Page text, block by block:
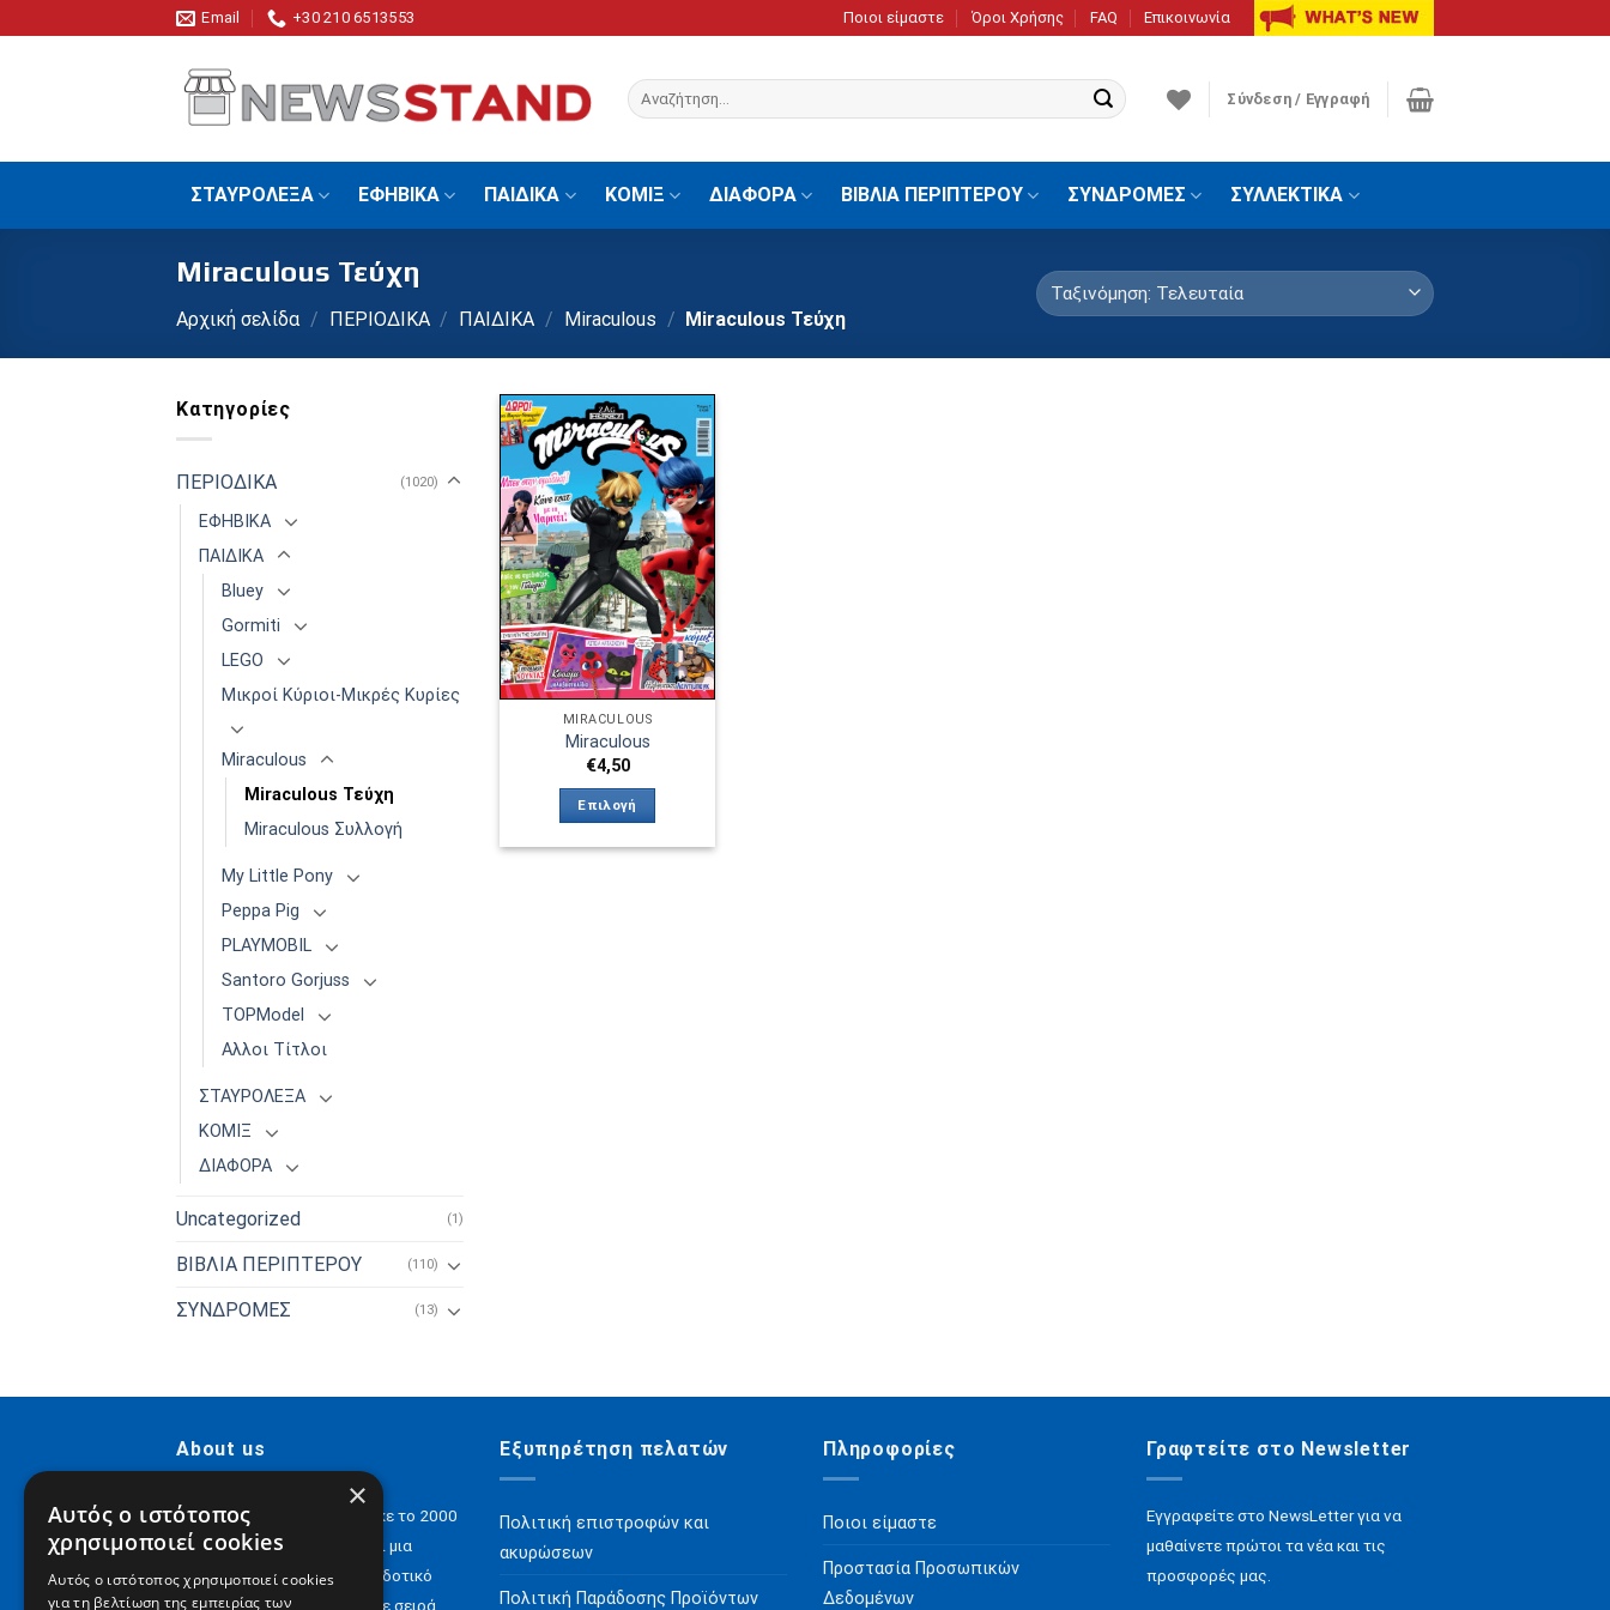
to
Email +30 210 6513553 Ποιοι είμαστε Όροι Χρήσης FAQ Επικοινωνία
Αναζήτηση
για:
Σύνδεση / Εγγραφή
ΣΤΑΥΡΟΛΕΞΑ ΕΦΗΒΙΚΑ ΠΑΙΔΙΚΑ ΚΟΜΙΞ ΔΙΑΦΟΡΑ ΒΙΒΛΙΑ ΠΕΡΙΠΤΕΡΟΥ ΣΥΝΔΡΟΜΕΣ ΣΥΛΛΕΚΤΙΚΑ
Miraculous Τεύχη
Αρχική σελίδα / ΠΕΡΙΟΔΙΚΑ / ΠΑΙΔΙΚΑ / Miraculous / Miraculous Τεύχη
Κατηγορίες
ΠΕΡΙΟΔΙΚΑ (1020)
ΕΦΗΒΙΚΑ
ΠΑΙΔΙΚΑ
Bluey
Gormiti
LEGO
Μικροί Κύριοι-Μικρές Κυρίες
Miraculous
Miraculous Τεύχη
Miraculous Συλλογή
My Little Pony
Peppa Pig
PLAYMOBIL
Santoro Gorjuss
TOPModel
Αλλοι Τίτλοι
ΣΤΑΥΡΟΛΕΞΑ
ΚΟΜΙΞ
ΔΙΑΦΟΡΑ
Uncategorized (1)
ΒΙΒΛΙΑ ΠΕΡΙΠΤΕΡΟΥ (110)
ΣΥΝΔΡΟΜΕΣ (13)
Πρόσθήκη
στην λίστα
επιθυμιών
MIRACULOUS
Miraculous
€4,50
Επιλογή
About us
H Digital Content ΑΕ ιδρύθηκε το 2000
και σήμερα έχει να επιδείξει μια
αξιόλογη παρουσία στον εκδοτικό
χώρο με e-books αλλά και με σειρά
Εξυπηρέτηση πελατών
Πολιτική επιστροφών και
ακυρώσεων
Πολιτική Παράδοσης Προϊόντων
Πληροφορίες
Ποιοι είμαστε
Προστασία Προσωπικών
Δεδομένων
Γραφτείτε στο Newsletter
Εγγραφείτε στο NewsLetter για να
μαθαίνετε πρώτοι τα νέα και τις
προσφορές μας.
×
Αυτός ο ιστότοπος
χρησιμοποιεί cookies
Αυτός ο ιστότοπος χρησιμοποιεί cookies
για τη βελτίωση της εμπειρίας των